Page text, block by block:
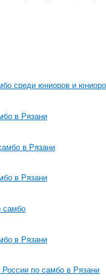
среди юниоров и
в Рязани
в Рязани
в Рязани
самбо
в Рязани
России по самбо в Рязани